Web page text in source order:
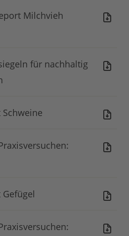
Milchvieh
für nachhaltig